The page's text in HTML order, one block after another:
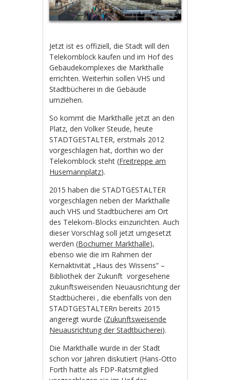
Jetzt ist es offiziell, die Stadt will den
Telekomblock kaufen und im Hof des
Gebäudekomplexes die Markthalle
errichten. Weiterhin sollen VHS und
Stadtbücherei in die Gebäude
umziehen.
So kommt die Markthalle jetzt an den
Platz, den Volker Steude, heute
STADTGESTALTER, erstmals 2012
vorgeschlagen hat, dorthin wo der
Telekomblock steht (Freitreppe am
Husemannplatz).
2015 haben die STADTGESTALTER
vorgeschlagen neben der Markthalle
auch VHS und Stadtbücherei am Ort
des Telekom-Blocks einzurichten. Auch
dieser Vorschlag soll jetzt umgesetzt
werden (Bochumer Markthalle),
ebenso wie die im Rahmen der
Kernaktivität „Haus des Wissens“ –
Bibliothek der Zukunft vorgesehene
zukunftsweisenden Neuausrichtung der
Stadtbücherei , die ebenfalls von den
STADTGESTALTERn bereits 2015
angeregt wurde (Zukunftsweisende
Neuausrichtung der Stadtbücherei).
Die Markthalle wurde in der Stadt
schon vor Jahren diskutiert (Hans-Otto
Forth hatte als FDP-Ratsmitglied